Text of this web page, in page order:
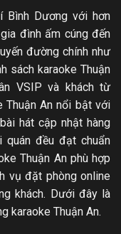
Bình Dương với hơn
đình ấm cúng đến
đường chính như
sách karaoke Thuận
VSIP và khách từ
Thuận An nổi bật với
hát cập nhật hàng
đều đạt chuẩn
Thuận An phù hợp
vụ đặt phòng online
khách. Dưới đây là
karaoke Thuận An.